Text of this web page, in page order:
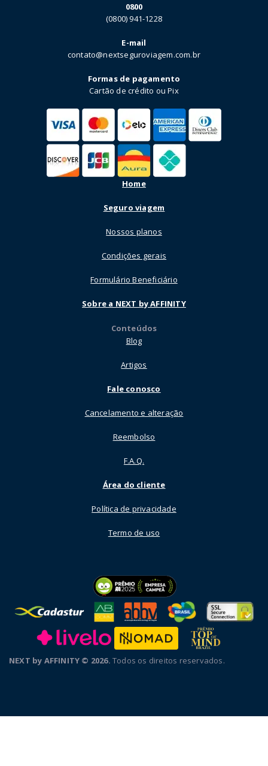
0800
(0800) 941-1228
E-mail
contato@nextseguroviagem.com.br
Formas de pagamento
Cartão de crédito ou Pix
Home
Seguro viagem
Nossos planos
Condições gerais
Formulário Beneficiário
Sobre a NEXT by AFFINITY
Conteúdos
Blog
Artigos
Fale conosco
Cancelamento e alteração
Reembolso
F.A.Q.
Área do cliente
Política de privacidade
Termo de uso
NEXT by AFFINITY © 2026. Todos os direitos reservados.